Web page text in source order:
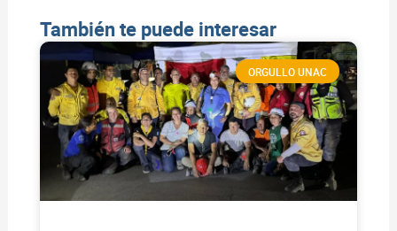
También te puede interesar
ORGULLO UNAC